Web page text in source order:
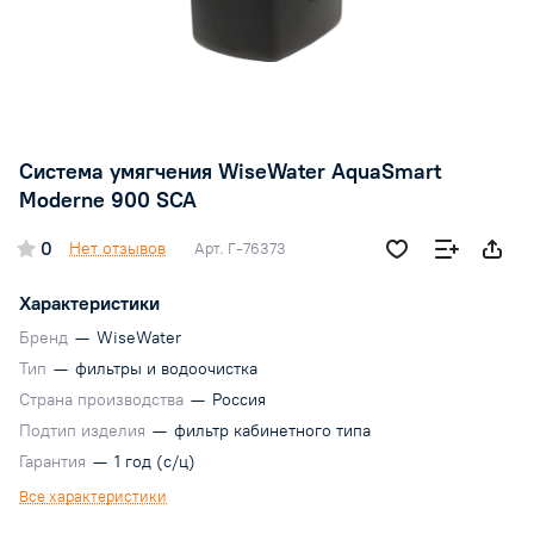
Система умягчения WiseWater AquaSmart
Moderne 900 SCA
0 Нет отзывов Арт. Г-76373
Характеристики
Бренд — WiseWater
Тип — фильтры и водоочистка
Страна производства — Россия
Подтип изделия — фильтр кабинетного типа
Гарантия — 1 год (с/ц)
Все характеристики